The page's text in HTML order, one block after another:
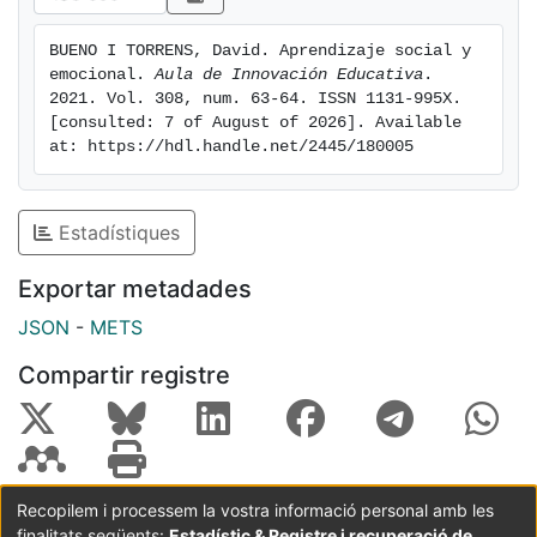
de estados emocionales y de apoyo también
gestionan incorporan de manera central las zonas
emocionales del cerebro, como la amígdala.
BUENO I TORRENS, David. Aprendizaje social y
emocional. Aula de Innovación Educativa .
2021. Vol. 308, num. 63-64. ISSN 1131-995X.
[consulted: 7 of August of 2026]. Available
at: https://hdl.handle.net/2445/180005
Estadístiques
Exportar metadades
JSON - METS
Compartir registre
Coordinació:CRAI UB Avís legal Metadades
Recopilem i processem la vostra informació personal amb les